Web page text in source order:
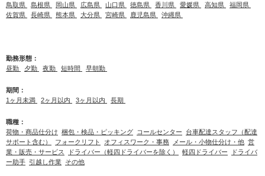
鳥取県
島根県 岡山県 広島県 山口県 徳島県 香川県 愛媛県 高知県
福岡県
佐賀県
長崎県 熊本県 大分県 宮崎県 鹿児島県 沖縄県
勤務形態：
昼勤
夕勤 夜勤 短時間 早朝勤
期間：
1ヶ月未満
2ヶ月以内 3ヶ月以内 長期
職種：
荷物・商品仕分け 梱包・検品・ピッキング コールセンター
台車配達スタッフ（配達
サポート含む）
フォークリフト オフィスワーク・事務 メール・小物仕分け・他 営
業・販売・サービス
ドライバー（軽四ドライバーを除く） 軽四ドライバー
ドライバ
ー助手 引越し作業 その他